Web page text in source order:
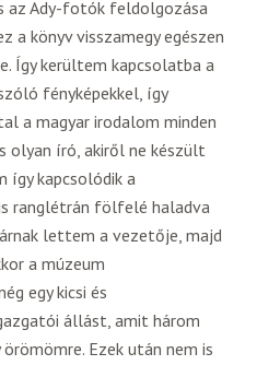
az Ady-fotók feldolgozása
a könyv visszamegy egészen
Így kerültem kapcsolatba a
fényképekkel, így
a magyar irodalom minden
olyan író, akiről ne készült
így kapcsolódik a
ranglétrán fölfelé haladva
lettem a vezetője, majd
a múzeum
egy kicsi és
állást, amit három
Ezek után nem is